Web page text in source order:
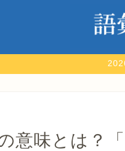
意味とは？